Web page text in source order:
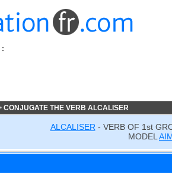
:
CONJUGATE THE VERB ALCALISER
ALCALISER - VERB OF 1st
MODEL